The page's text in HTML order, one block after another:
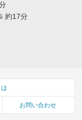
約17分
お問い合わせ